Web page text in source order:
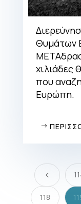
Θυμάτων
χιλιάδες
που
Ευρώπη.
4
118